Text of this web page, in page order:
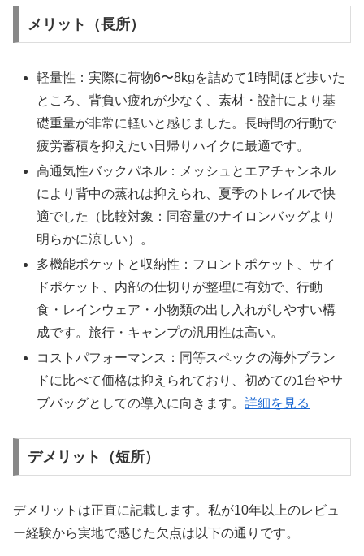
メリット（長所）
軽量性：実際に荷物6〜8kgを詰めて1時間ほど歩いた
ところ、背負い疲れが少なく、素材・設計により基
礎重量が非常に軽いと感じました。長時間の行動で
疲労蓄積を抑えたい日帰りハイクに最適です。
高通気性バックパネル：メッシュとエアチャンネル
により背中の蒸れは抑えられ、夏季のトレイルで快
適でした（比較対象：同容量のナイロンバッグより
明らかに涼しい）。
多機能ポケットと収納性：フロントポケット、サイ
ドポケット、内部の仕切りが整理に有効で、行動
食・レインウェア・小物類の出し入れがしやすい構
成です。旅行・キャンプの汎用性は高い。
コストパフォーマンス：同等スペックの海外ブラン
ドに比べて価格は抑えられており、初めての1台やサ
ブバッグとしての導入に向きます。詳細を見る
デメリット（短所）
デメリットは正直に記載します。私が10年以上のレビュ
ー経験から実地で感じた欠点は以下の通りです。